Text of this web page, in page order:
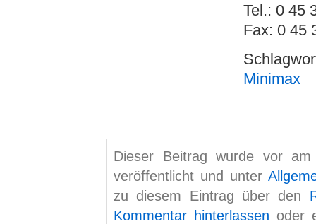
Tel.: 0 45
Fax: 0 45
Minimax
Dieser Beitrag wurde vor
veröffentlicht und unter
zu diesem Eintrag über den
Kommentar hinterlassen oder